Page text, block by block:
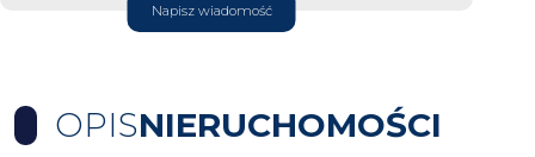
Napisz wiadomość
OPISNIERUCHOMOŚCI